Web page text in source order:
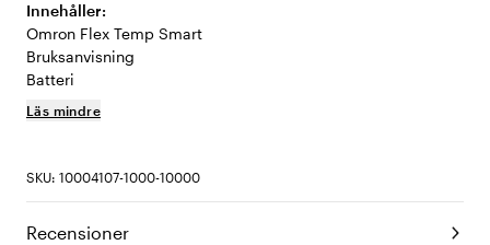
Innehåller:
Omron Flex Temp Smart
Bruksanvisning
Batteri
Läs mindre
SKU: 10004107-1000-10000
Recensioner